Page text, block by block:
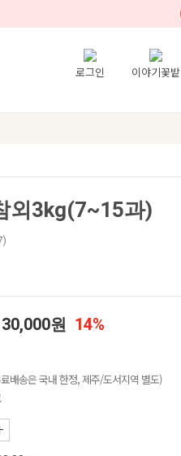
로그인 이야기꽃밭
외3kg(7~15과)
30,000원 14%
배송은 국내 한정, 제주/도서지역 별도)